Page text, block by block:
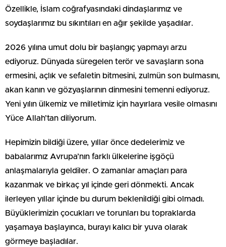
Özellikle, İslam coğrafyasındaki dindaşlarımız ve
soydaşlarımız bu sıkıntıları en ağır şekilde yaşadılar.
2026 yılına umut dolu bir başlangıç yapmayı arzu
ediyoruz. Dünyada süregelen terör ve savaşların sona
ermesini, açlık ve sefaletin bitmesini, zulmün son bulmasını,
akan kanın ve gözyaşlarının dinmesini temenni ediyoruz.
Yeni yılın ülkemiz ve milletimiz için hayırlara vesile olmasını
Yüce Allah’tan diliyorum.
Hepimizin bildiği üzere, yıllar önce dedelerimiz ve
babalarımız Avrupa’nın farklı ülkelerine işgöçü
anlaşmalarıyla geldiler. O zamanlar amaçları para
kazanmak ve birkaç yıl içinde geri dönmekti. Ancak
ilerleyen yıllar içinde bu durum beklenildiği gibi olmadı.
Büyüklerimizin çocukları ve torunları bu topraklarda
yaşamaya başlayınca, burayı kalıcı bir yuva olarak
görmeye başladılar.